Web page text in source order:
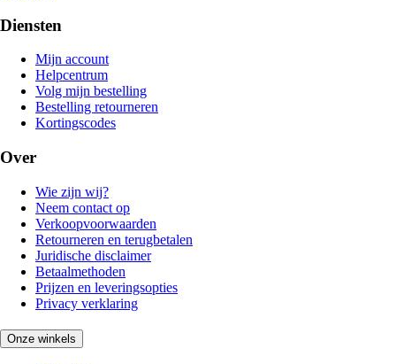
Diensten
Mijn account
Helpcentrum
Volg mijn bestelling
Bestelling retourneren
Kortingscodes
Over
Wie zijn wij?
Neem contact op
Verkoopvoorwaarden
Retourneren en terugbetalen
Juridische disclaimer
Betaalmethoden
Prijzen en leveringsopties
Privacy verklaring
Onze winkels